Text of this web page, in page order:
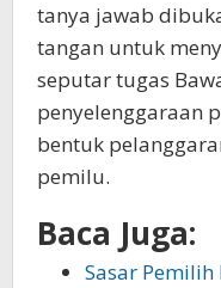
tanya jawab
tangan untuk
seputar tugas
penyelenggaraan
bentuk
pemilu.
Baca Juga:
Sasar